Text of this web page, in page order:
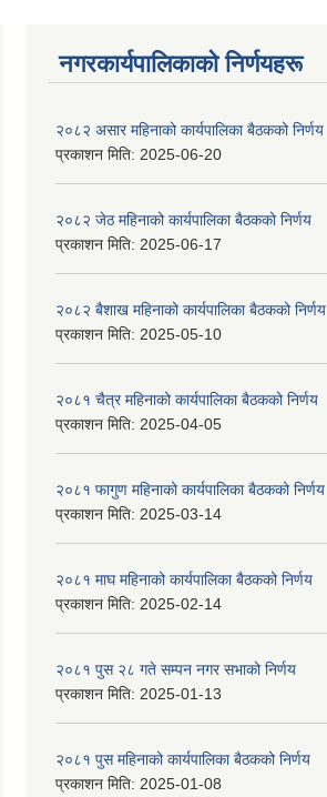
नगरकार्यपालिकाकाे निर्णयहरू
२०८२ असार महिनाको कार्यपालिका बैठकको निर्णय
प्रकाशन मिति: 2025-06-20
२०८२ जेठ महिनाको कार्यपालिका बैठकको निर्णय
प्रकाशन मिति: 2025-06-17
२०८२ बैशाख महिनाको कार्यपालिका बैठकको निर्णय
प्रकाशन मिति: 2025-05-10
२०८१ चैत्र महिनाको कार्यपालिका बैठकको निर्णय
प्रकाशन मिति: 2025-04-05
२०८१ फागुण महिनाको कार्यपालिका बैठकको निर्णय
प्रकाशन मिति: 2025-03-14
२०८१ माघ महिनाको कार्यपालिका बैठकको निर्णय
प्रकाशन मिति: 2025-02-14
२०८१ पुस २८ गते सम्प‍न नगर सभाको निर्णय
प्रकाशन मिति: 2025-01-13
२०८१ पुस महिनाको कार्यपालिका बैठकको निर्णय
प्रकाशन मिति: 2025-01-08